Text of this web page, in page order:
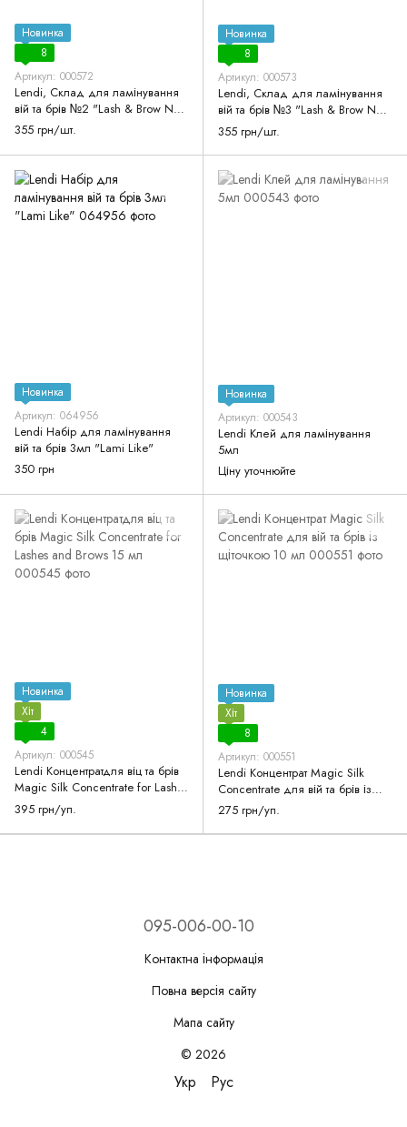
Новинка
8
Артикул: 000572
Lendi, Склад для ламінування
вій та брів №2 "Lash & Brow New
Look", 10 мл, дозатор
355 грн/шт.
Новинка
8
Артикул: 000573
Lendi, Склад для ламінування
вій та брів №3 "Lash & Brow New
Look", 10 мл, дозатор
355 грн/шт.
Новинка
Артикул: 064956
Lendi Набір для ламінування
вій та брів 3мл "Lami Like"
350 грн
Новинка
Артикул: 000543
Lendi Клей для ламінування
5мл
Ціну уточнюйте
Новинка
Хіт
4
Артикул: 000545
Lendi Концентратдля віц та брів
Magic Silk Concentrate for Lashes
and Brows 15 мл
395 грн/уп.
Новинка
Хіт
8
Артикул: 000551
Lendi Концентрат Magic Silk
Concentrate для вій та брів із
щіточкою 10 мл
275 грн/уп.
095-006-00-10
Контактна інформація
Повна версія сайту
Мапа сайту
© 2026
Укр Рус